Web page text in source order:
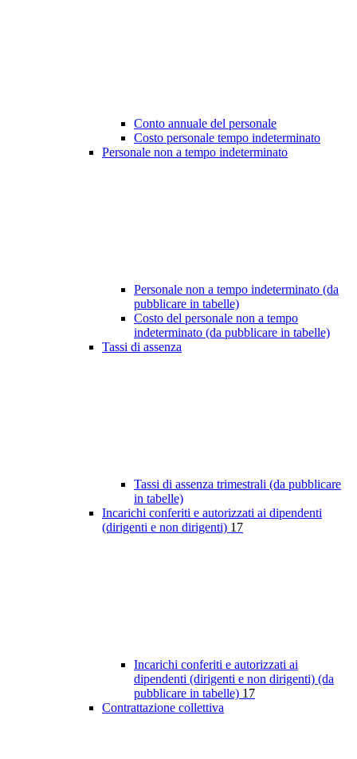
Conto annuale del personale
Costo personale tempo indeterminato
Personale non a tempo indeterminato
Personale non a tempo indeterminato (da
pubblicare in tabelle)
Costo del personale non a tempo
indeterminato (da pubblicare in tabelle)
Tassi di assenza
Tassi di assenza trimestrali (da pubblicare
in tabelle)
Incarichi conferiti e autorizzati ai dipendenti
(dirigenti e non dirigenti) 17
Incarichi conferiti e autorizzati ai
dipendenti (dirigenti e non dirigenti) (da
pubblicare in tabelle) 17
Contrattazione collettiva